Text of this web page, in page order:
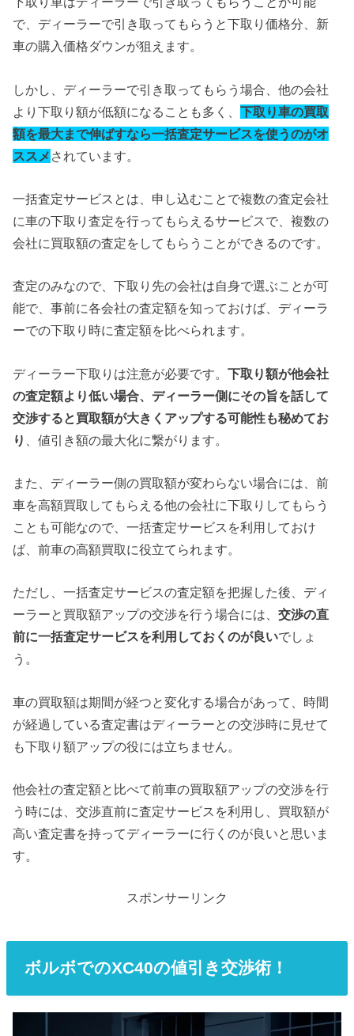
で、ディーラーで引き取ってもらうと下取り価格分、新
車の購入価格ダウンが狙えます。
しかし、ディーラーで引き取ってもらう場合、他の会社
より下取り額が低額になることも多く、下取り車の買取
額を最大まで伸ばすなら一括査定サービスを使うのがオ
ススメ されています。
一括査定サービスとは、申し込むことで複数の査定会社
に車の下取り査定を行ってもらえるサービスで、複数の
会社に買取額の査定をしてもらうことができるのです。
査定のみなので、下取り先の会社は自身で選ぶことが可
能で、事前に各会社の査定額を知っておけば、ディーラ
ーでの下取り時に査定額を比べられます。
ディーラー下取りは注意が必要です。下取り額が他会社
の査定額より低い場合、ディーラー側にその旨を話して
交渉すると買取額が大きくアップする可能性も秘めてお
り
、値引き額の最大化に繋がります。
また、ディーラー側の買取額が変わらない場合には、前
車を高額買取してもらえる他の会社に下取りしてもらう
ことも可能なので、一括査定サービスを利用しておけ
ば、前車の高額買取に役立てられます。
ただし、一括査定サービスの査定額を把握した後、ディ
ーラーと買取額アップの交渉を行う場合には、交渉の直
前に一括査定サービスを利用しておくのが良いでしょ
う。
車の買取額は期間が経つと変化する場合があって、時間
が経過している査定書はディーラーとの交渉時に見せて
も下取り額アップの役には立ちません。
他会社の査定額と比べて前車の買取額アップの交渉を行
う時には、交渉直前に査定サービスを利用し、買取額が
高い査定書を持ってディーラーに行くのが良いと思いま
す。
スポンサーリンク
ボルボでのXC40の値引き交渉術！